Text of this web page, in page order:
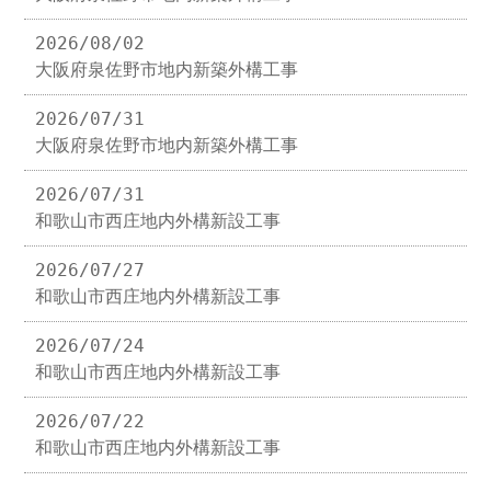
2026/08/02
大阪府泉佐野市地内新築外構工事
2026/07/31
大阪府泉佐野市地内新築外構工事
2026/07/31
和歌山市西庄地内外構新設工事
2026/07/27
和歌山市西庄地内外構新設工事
2026/07/24
和歌山市西庄地内外構新設工事
2026/07/22
和歌山市西庄地内外構新設工事